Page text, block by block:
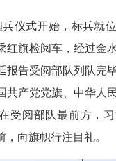
式开始，标兵就位
红旗检阅车，经过金
报告受阅部队列队完
共产党党旗、中华人
受阅部队最前方，
向旗帜行注目礼。